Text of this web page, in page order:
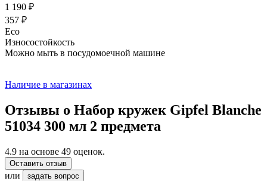
1 190 ₽
357 ₽
Eco
Износостойкость
Можно мыть в посудомоечной машине
Наличие в магазинах
Отзывы о Набор кружек Gipfel Blanche
51034 300 мл 2 предмета
4.9 на основе 49 оценок.
Оставить отзыв
или задать вопрос